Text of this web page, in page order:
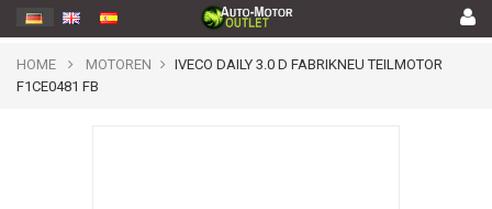
HOME MOTOREN
IVECO DAILY 3.0 D FABRIKNEU TEILMOTOR
F1CE0481 FB